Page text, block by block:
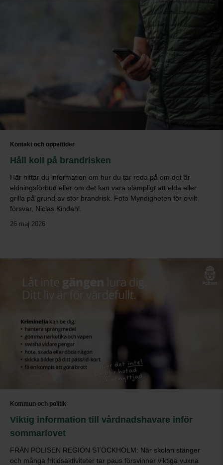
Kontakt och öppettider
Håll koll på brandrisken
Här hittar du information om hur du tar reda på om det är
eldningsförbud eller om det kan vara olämpligt att elda eller
grilla på grund av stor brandrisk. Foto Myndigheten för civilt
försvar, Niclas Kindahl.
26 maj 2026
Kommun och politik
Viktig information till vårdnadshavare inför
sommarlovet
FRÅN POLISEN REGION STOCKHOLM: När skolan stänger
och många fritidsaktiviteter tar paus försvinner viktiga vuxna